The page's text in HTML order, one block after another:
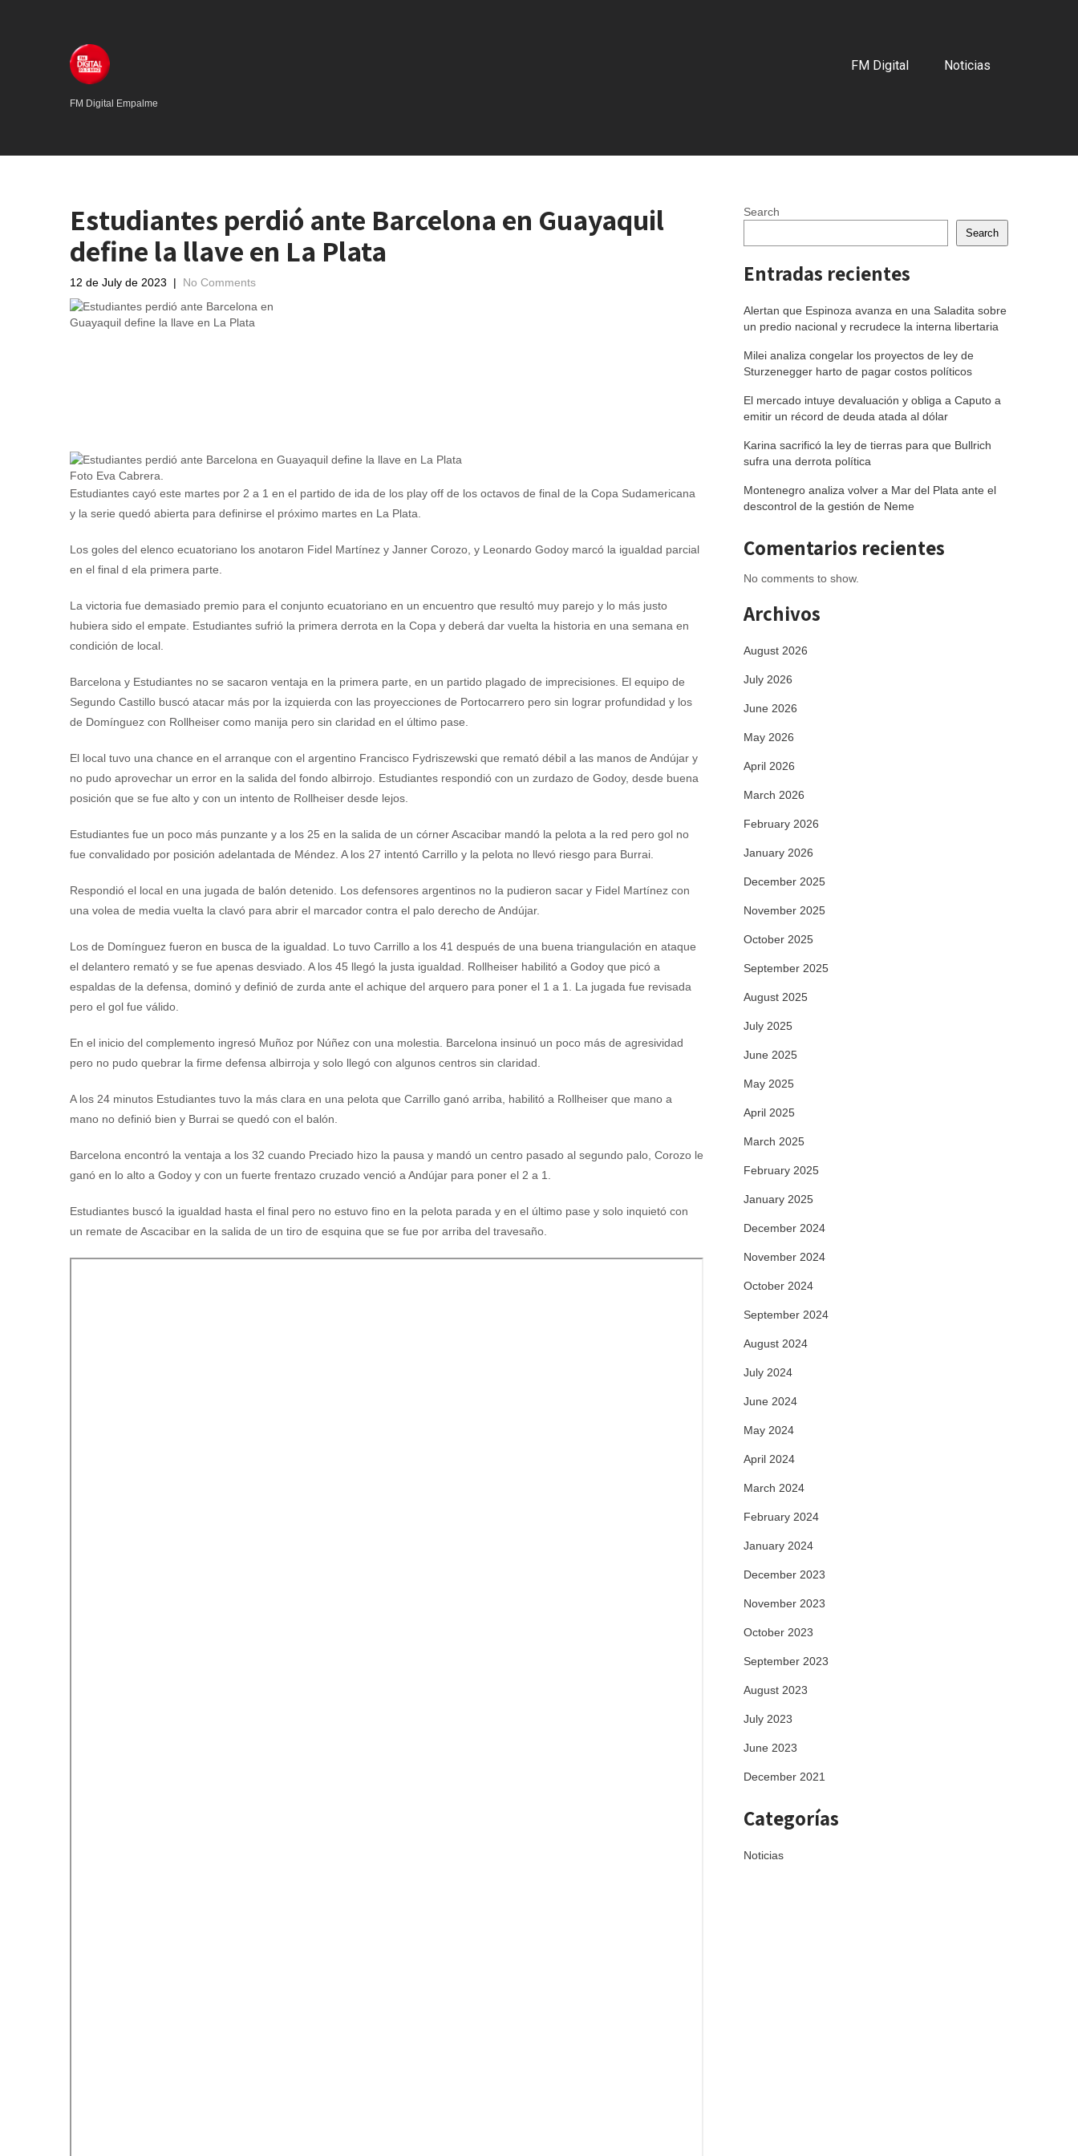
FM Digital Empalme
FM Digital Noticias
Estudiantes perdió ante Barcelona en Guayaquil
define la llave en La Plata
12 de July de 2023 | No Comments
Foto Eva Cabrera.
Estudiantes cayó este martes por 2 a 1 en el partido de ida de los play off de los octavos de final de la Copa Sudamericana
y la serie quedó abierta para definirse el próximo martes en La Plata.
Los goles del elenco ecuatoriano los anotaron Fidel Martínez y Janner Corozo, y Leonardo Godoy marcó la igualdad parcial
en el final d ela primera parte.
La victoria fue demasiado premio para el conjunto ecuatoriano en un encuentro que resultó muy parejo y lo más justo
hubiera sido el empate. Estudiantes sufrió la primera derrota en la Copa y deberá dar vuelta la historia en una semana en
condición de local.
Barcelona y Estudiantes no se sacaron ventaja en la primera parte, en un partido plagado de imprecisiones. El equipo de
Segundo Castillo buscó atacar más por la izquierda con las proyecciones de Portocarrero pero sin lograr profundidad y los
de Domínguez con Rollheiser como manija pero sin claridad en el último pase.
El local tuvo una chance en el arranque con el argentino Francisco Fydriszewski que remató débil a las manos de Andújar y
no pudo aprovechar un error en la salida del fondo albirrojo. Estudiantes respondió con un zurdazo de Godoy, desde buena
posición que se fue alto y con un intento de Rollheiser desde lejos.
Estudiantes fue un poco más punzante y a los 25 en la salida de un córner Ascacibar mandó la pelota a la red pero gol no
fue convalidado por posición adelantada de Méndez. A los 27 intentó Carrillo y la pelota no llevó riesgo para Burrai.
Respondió el local en una jugada de balón detenido. Los defensores argentinos no la pudieron sacar y Fidel Martínez con
una volea de media vuelta la clavó para abrir el marcador contra el palo derecho de Andújar.
Los de Domínguez fueron en busca de la igualdad. Lo tuvo Carrillo a los 41 después de una buena triangulación en ataque
el delantero remató y se fue apenas desviado. A los 45 llegó la justa igualdad. Rollheiser habilitó a Godoy que picó a
espaldas de la defensa, dominó y definió de zurda ante el achique del arquero para poner el 1 a 1. La jugada fue revisada
pero el gol fue válido.
En el inicio del complemento ingresó Muñoz por Núñez con una molestia. Barcelona insinuó un poco más de agresividad
pero no pudo quebrar la firme defensa albirroja y solo llegó con algunos centros sin claridad.
A los 24 minutos Estudiantes tuvo la más clara en una pelota que Carrillo ganó arriba, habilitó a Rollheiser que mano a
mano no definió bien y Burrai se quedó con el balón.
Barcelona encontró la ventaja a los 32 cuando Preciado hizo la pausa y mandó un centro pasado al segundo palo, Corozo le
ganó en lo alto a Godoy y con un fuerte frentazo cruzado venció a Andújar para poner el 2 a 1.
Estudiantes buscó la igualdad hasta el final pero no estuvo fino en la pelota parada y en el último pase y solo inquietó con
un remate de Ascacibar en la salida de un tiro de esquina que se fue por arriba del travesaño.
Search
Search
Entradas recientes
Alertan que Espinoza avanza en una Saladita sobre
un predio nacional y recrudece la interna libertaria
Milei analiza congelar los proyectos de ley de
Sturzenegger harto de pagar costos políticos
El mercado intuye devaluación y obliga a Caputo a
emitir un récord de deuda atada al dólar
Karina sacrificó la ley de tierras para que Bullrich
sufra una derrota política
Montenegro analiza volver a Mar del Plata ante el
descontrol de la gestión de Neme
Comentarios recientes
No comments to show.
Archivos
August 2026
July 2026
June 2026
May 2026
April 2026
March 2026
February 2026
January 2026
December 2025
November 2025
October 2025
September 2025
August 2025
July 2025
June 2025
May 2025
April 2025
March 2025
February 2025
January 2025
December 2024
November 2024
October 2024
September 2024
August 2024
July 2024
June 2024
May 2024
April 2024
March 2024
February 2024
January 2024
December 2023
November 2023
October 2023
September 2023
August 2023
July 2023
June 2023
December 2021
Categorías
Noticias